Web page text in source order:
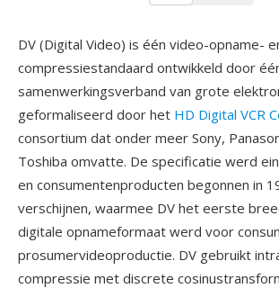
DV (Digital Video) is één video-opname-
compressiestandaard ontwikkeld door
samenwerkingsverband van grote
geformaliseerd door het HD Digital VCR
consortium dat onder meer Sony,
Toshiba omvatte. De specificatie werd
en consumentenproducten begonnen in
verschijnen, waarmee DV het eerste
digitale opnameformaat werd voor
prosumervideoproductie. DV gebruikt
compressie met discrete